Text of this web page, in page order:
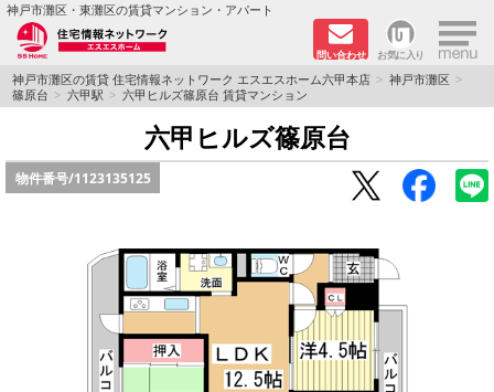
神戸市灘区・東灘区の賃貸マンション・アパート
問い合わせ お気に入り ×
TOPページ
学生さん向け物件
ペット飼育可物件
路線·駅から探す
神戸市灘区の賃貸 住宅情報ネットワーク エスエスホーム六甲本店
神戸市灘区
篠原台
六甲駅 六甲ヒルズ篠原台 賃貸マンション
六甲ヒルズ篠原台
物件番号/1123135125